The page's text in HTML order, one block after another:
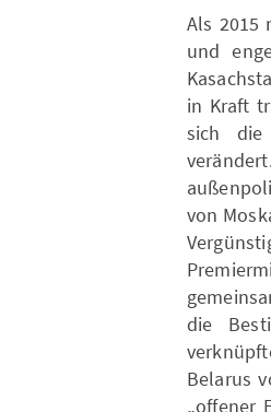
Als 2015
und
in Kraft
sich die
von
die
Belarus
„offener